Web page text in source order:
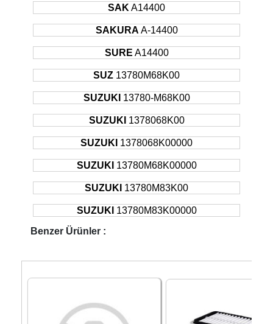
SAK A14400
SAKURA A-14400
SURE A14400
SUZ 13780M68K00
SUZUKI 13780-M68K00
SUZUKI 1378068K00
SUZUKI 1378068K00000
SUZUKI 13780M68K00000
SUZUKI 13780M83K00
SUZUKI 13780M83K00000
Benzer Ürünler :